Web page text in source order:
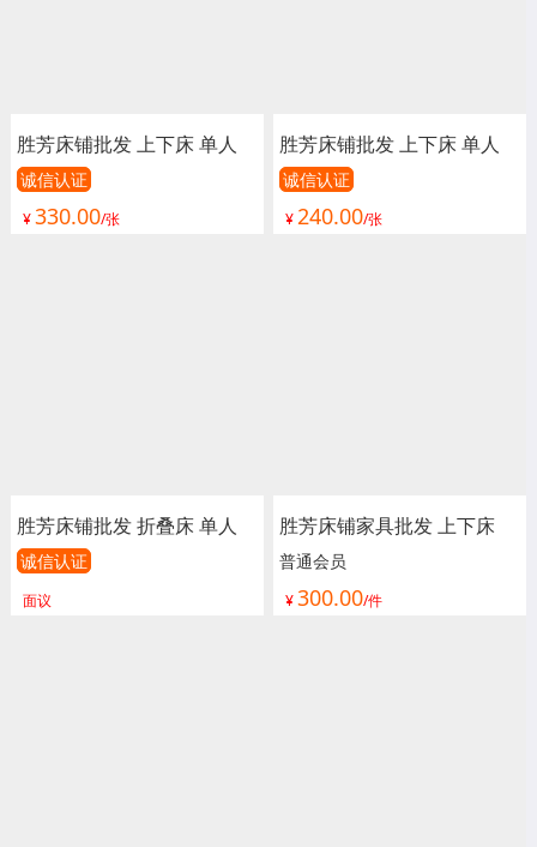
胜芳床铺批发 上下床 单人
床 双人床 童床 公寓床 连体
床 铁床 双层 上下铺 高低床
诚信认证
¥330.00/张
胜芳床铺批发 上下床 单人
床 双人床 童床 公寓床 连体
床 铁床 双层 上下铺 高低床
诚信认证
¥240.00/张
胜芳床铺批发 折叠床 单人
床 双人床 高低床 午休床 行
军床 简易床 铁质板床 板床
诚信认证
面议
胜芳床铺家具批发 上下床
双人床 公寓床 铁床 双层上
下床 高低床 宿舍床 学校 天
普通会员
¥300.00/件